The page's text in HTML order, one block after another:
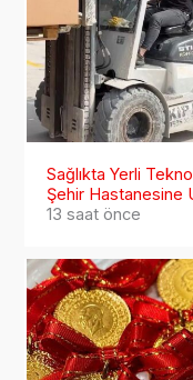
Sağlıkta Yerli
Şehir Hastanesine
13 saat önce